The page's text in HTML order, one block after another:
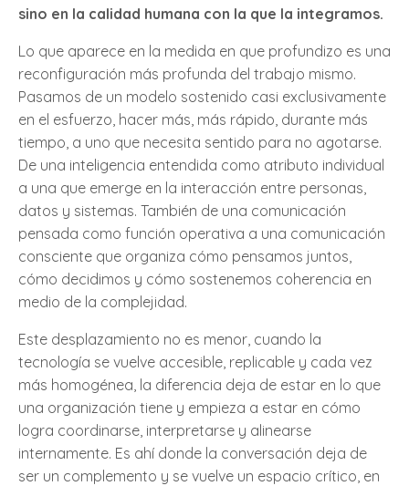
sino en la calidad humana con la que la integramos.
Lo que aparece en la medida en que profundizo es una
reconfiguración más profunda del trabajo mismo.
Pasamos de un modelo sostenido casi exclusivamente
en el esfuerzo, hacer más, más rápido, durante más
tiempo, a uno que necesita sentido para no agotarse.
De una inteligencia entendida como atributo individual
a una que emerge en la interacción entre personas,
datos y sistemas. También de una comunicación
pensada como función operativa a una comunicación
consciente que organiza cómo pensamos juntos,
cómo decidimos y cómo sostenemos coherencia en
medio de la complejidad.
Este desplazamiento no es menor, cuando la
tecnología se vuelve accesible, replicable y cada vez
más homogénea, la diferencia deja de estar en lo que
una organización tiene y empieza a estar en cómo
logra coordinarse, interpretarse y alinearse
internamente. Es ahí donde la conversación deja de
ser un complemento y se vuelve un espacio crítico, en